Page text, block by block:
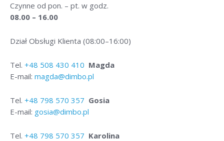
Czynne od pon. – pt. w godz.
08.00 – 16.00
Dział Obsługi Klienta (08:00–16:00)
Tel. +48 508 430 410 Magda
E-mail: magda@dimbo.pl
Tel. +48 798 570 357 Gosia
E-mail: gosia@dimbo.pl
Tel. +48 798 570 357 Karolina